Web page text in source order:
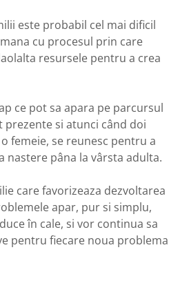
este probabil cel mai dificil
cu procesul prin care
resursele pentru a crea
ce pot sa apara pe parcursul
prezente si atunci când doi
femeie, se reunesc pentru a
nastere pâna la vârsta adulta.
care favorizeaza dezvoltarea
apar, pur si simplu,
în cale, si vor continua sa
pentru fiecare noua problema